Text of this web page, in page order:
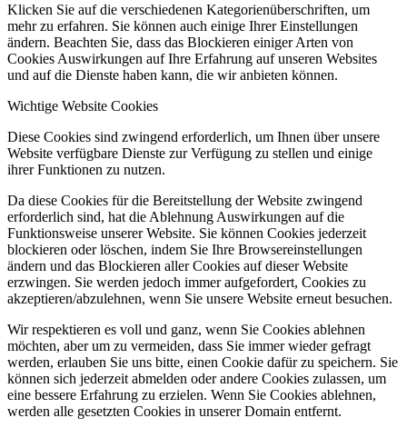
Klicken Sie auf die verschiedenen Kategorienüberschriften, um
mehr zu erfahren. Sie können auch einige Ihrer Einstellungen
ändern. Beachten Sie, dass das Blockieren einiger Arten von
Cookies Auswirkungen auf Ihre Erfahrung auf unseren Websites
und auf die Dienste haben kann, die wir anbieten können.
Wichtige Website Cookies
Diese Cookies sind zwingend erforderlich, um Ihnen über unsere
Website verfügbare Dienste zur Verfügung zu stellen und einige
ihrer Funktionen zu nutzen.
Da diese Cookies für die Bereitstellung der Website zwingend
erforderlich sind, hat die Ablehnung Auswirkungen auf die
Funktionsweise unserer Website. Sie können Cookies jederzeit
blockieren oder löschen, indem Sie Ihre Browsereinstellungen
ändern und das Blockieren aller Cookies auf dieser Website
erzwingen. Sie werden jedoch immer aufgefordert, Cookies zu
akzeptieren/abzulehnen, wenn Sie unsere Website erneut besuchen.
Wir respektieren es voll und ganz, wenn Sie Cookies ablehnen
möchten, aber um zu vermeiden, dass Sie immer wieder gefragt
werden, erlauben Sie uns bitte, einen Cookie dafür zu speichern. Sie
können sich jederzeit abmelden oder andere Cookies zulassen, um
eine bessere Erfahrung zu erzielen. Wenn Sie Cookies ablehnen,
werden alle gesetzten Cookies in unserer Domain entfernt.